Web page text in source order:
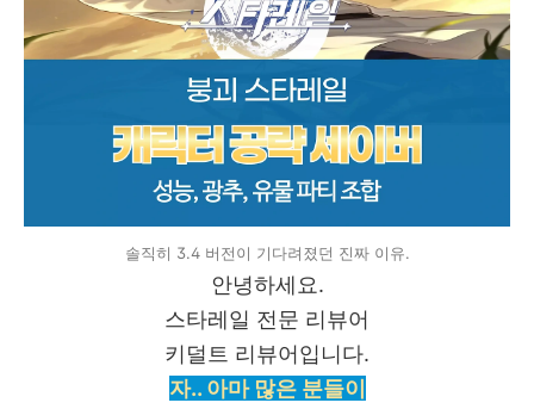
솔직히 3.4 버전이 기다려졌던 진짜 이유.
안녕하세요.
스타레일 전문 리뷰어
키덜트 리뷰어입니다.
자.. 아마 많은 분들이